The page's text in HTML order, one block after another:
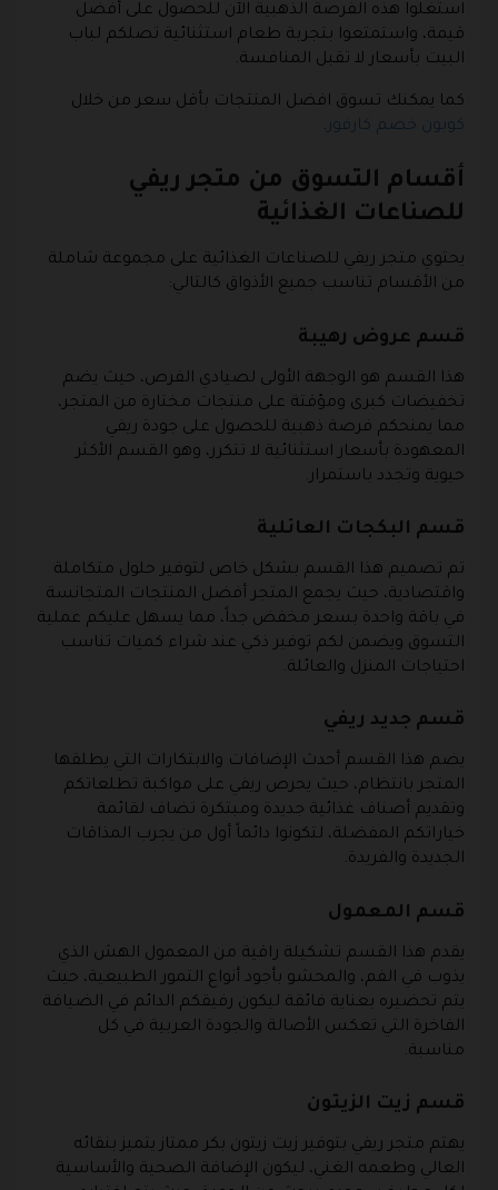
استغلوا هذه الفرصة الذهبية الآن للحصول على أفضل
قيمة، واستمتعوا بتجربة طعام استثنائية تصلكم لباب
البيت بأسعار لا تقبل المنافسة.
كما يمكنك تسوق افضل المنتجات بأقل سعر من خلال
كوبون خصم كارفور.
أقسام التسوق من متجر ريفي
للصناعات الغذائية
يحتوي متجر ريفي للصناعات الغذائية على مجموعة شاملة
من الأقسام تناسب جميع الأذواق كالتالي:
قسم عروض رهيبة
هذا القسم هو الوجهة الأولى لصيادي الفرص، حيث يضم
تخفيضات كبرى ومؤقتة على منتجات مختارة من المتجر،
مما يمنحكم فرصة ذهبية للحصول على جودة ريفي
المعهودة بأسعار استثنائية لا تتكرر، وهو القسم الأكثر
حيوية وتجدد باستمرار.
قسم البكجات العائلية
تم تصميم هذا القسم بشكل خاص لتوفير حلول متكاملة
واقتصادية، حيث يجمع المتجر أفضل المنتجات المتجانسة
في باقة واحدة بسعر مخفض جداً، مما يسهل عليكم عملية
التسوق ويضمن لكم توفير ذكي عند شراء كميات تناسب
احتياجات المنزل والعائلة.
قسم جديد ريفي
يضم هذا القسم أحدث الإضافات والابتكارات التي يطلقها
المتجر بانتظام، حيث يحرص ريفي على مواكبة تطلعاتكم
وتقديم أصناف غذائية جديدة ومبتكرة تضاف لقائمة
خياراتكم المفضلة، لتكونوا دائماً أول من يجرب المذاقات
الجديدة والفريدة.
قسم المعمول
يقدم هذا القسم تشكيلة راقية من المعمول الهش الذي
يذوب في الفم، والمحشو بأجود أنواع التمور الطبيعية، حيث
يتم تحضيره بعناية فائقة ليكون رفيقكم الدائم في الضيافة
الفاخرة التي تعكس الأصالة والجودة العربية في كل
مناسبة.
قسم زيت الزيتون
يهتم متجر ريفي بتوفير زيت زيتون بكر ممتاز يتميز بنقائه
العالي وطعمه الغني، ليكون الإضافة الصحية والأساسية